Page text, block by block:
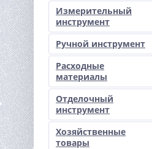
Измерительный
инструмент
Ручной инструмент
Расходные
материалы
Отделочный
инструмент
Хозяйственные
товары